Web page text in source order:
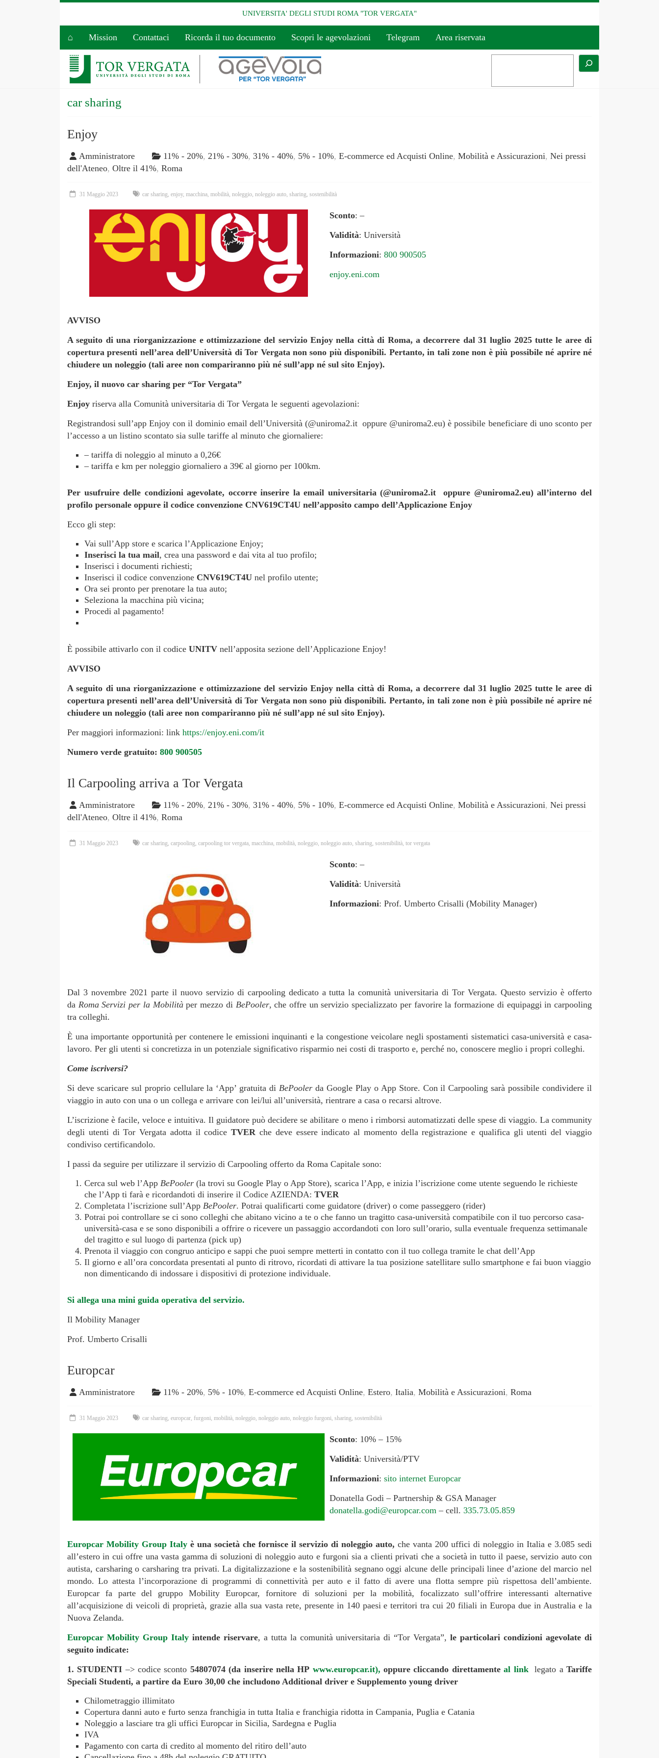
UNIVERSITA' DEGLI STUDI ROMA "TOR VERGATA"
⌂ Mission Contattaci Ricorda il tuo documento Scopri le agevolazioni Telegram Area riservata
car sharing
Enjoy
Amministratore 11% - 20%, 21% - 30%, 31% - 40%, 5% - 10%, E-commerce ed Acquisti Online, Mobilità e Assicurazioni, Nei pressi
dell'Ateneo, Oltre il 41%, Roma
31 Maggio 2023 car sharing, enjoy, macchina, mobilità, noleggio, noleggio auto, sharing, sostenibilità
Sconto: –
Validità: Università
Informazioni: 800 900505
enjoy.eni.com
AVVISO
A seguito di una riorganizzazione e ottimizzazione del servizio Enjoy nella città di Roma, a decorrere dal 31 luglio 2025 tutte le aree di
copertura presenti nell’area dell’Università di Tor Vergata non sono più disponibili. Pertanto, in tali zone non è più possibile né aprire né
chiudere un noleggio (tali aree non compariranno più né sull’app né sul sito Enjoy).
Enjoy, il nuovo car sharing per “Tor Vergata”
Enjoy riserva alla Comunità universitaria di Tor Vergata le seguenti agevolazioni:
Registrandosi sull’app Enjoy con il dominio email dell’Università (@uniroma2.it oppure @uniroma2.eu) è possibile beneficiare di uno sconto per
l’accesso a un listino scontato sia sulle tariffe al minuto che giornaliere:
– tariffa di noleggio al minuto a 0,26€
– tariffa e km per noleggio giornaliero a 39€ al giorno per 100km.
Per usufruire delle condizioni agevolate, occorre inserire la email universitaria (@uniroma2.it oppure @uniroma2.eu) all’interno del
profilo personale oppure il codice convenzione CNV619CT4U nell’apposito campo dell’Applicazione Enjoy
Ecco gli step:
Vai sull’App store e scarica l’Applicazione Enjoy;
Inserisci la tua mail, crea una password e dai vita al tuo profilo;
Inserisci i documenti richiesti;
Inserisci il codice convenzione CNV619CT4U nel profilo utente;
Ora sei pronto per prenotare la tua auto;
Seleziona la macchina più vicina;
Procedi al pagamento!
È possibile attivarlo con il codice UNITV nell’apposita sezione dell’Applicazione Enjoy!
AVVISO
A seguito di una riorganizzazione e ottimizzazione del servizio Enjoy nella città di Roma, a decorrere dal 31 luglio 2025 tutte le aree di
copertura presenti nell’area dell’Università di Tor Vergata non sono più disponibili. Pertanto, in tali zone non è più possibile né aprire né
chiudere un noleggio (tali aree non compariranno più né sull’app né sul sito Enjoy).
Per maggiori informazioni: link https://enjoy.eni.com/it
Numero verde gratuito: 800 900505
Il Carpooling arriva a Tor Vergata
Amministratore 11% - 20%, 21% - 30%, 31% - 40%, 5% - 10%, E-commerce ed Acquisti Online, Mobilità e Assicurazioni, Nei pressi
dell'Ateneo, Oltre il 41%, Roma
31 Maggio 2023 car sharing, carpooling, carpooling tor vergata, macchina, mobilità, noleggio, noleggio auto, sharing, sostenibilità, tor vergata
Sconto: –
Validità: Università
Informazioni: Prof. Umberto Crisalli (Mobility Manager)
Dal 3 novembre 2021 parte il nuovo servizio di carpooling dedicato a tutta la comunità universitaria di Tor Vergata. Questo servizio è offerto
da Roma Servizi per la Mobilitàper mezzo di BePooler, che offre un servizio specializzato per favorire la formazione di equipaggi in carpooling
tra colleghi.
È una importante opportunità per contenere le emissioni inquinanti e la congestione veicolare negli spostamenti sistematici casa-università e casa-
lavoro. Per gli utenti si concretizza in un potenziale significativo risparmio nei costi di trasporto e, perché no, conoscere meglio i propri colleghi.
Come iscriversi?
Si deve scaricare sul proprio cellulare la ‘App’ gratuita diBePooler da Google Play o App Store. Con il Carpooling sarà possibile condividere il
viaggio in auto con una o un collega e arrivare con lei/lui all’università, rientrare a casa o recarsi altrove.
L’iscrizione è facile, veloce e intuitiva. Il guidatore può decidere se abilitare o meno i rimborsi automatizzati delle spese di viaggio. La community
degli utenti di Tor Vergata adotta il codiceTVER che deve essere indicato al momento della registrazione e qualifica gli utenti del viaggio
condiviso certificandolo.
I passi da seguire per utilizzare il servizio di Carpooling offerto da Roma Capitale sono:
Cerca sul web l’App BePooler (la trovi su Google Play o App Store), scarica l’App, e inizia l’iscrizione come utente seguendo le richieste
che l’App ti farà e ricordandoti di inserire il Codice AZIENDA: TVER
Completata l’iscrizione sull’App BePooler. Potrai qualificarti come guidatore (driver) o come passeggero (rider)
Potrai poi controllare se ci sono colleghi che abitano vicino a te o che fanno un tragitto casa-università compatibile con il tuo percorso casa-
università-casa e se sono disponibili a offrire o ricevere un passaggio accordandoti con loro sull’orario, sulla eventuale frequenza settimanale
del tragitto e sul luogo di partenza (pick up)
Prenota il viaggio con congruo anticipo e sappi che puoi sempre metterti in contatto con il tuo collega tramite le chat dell’App
Il giorno e all’ora concordata presentati al punto di ritrovo, ricordati di attivare la tua posizione satellitare sullo smartphone e fai buon viaggio
non dimenticando di indossare i dispositivi di protezione individuale.
Si allega una mini guida operativa del servizio.
Il Mobility Manager
Prof. Umberto Crisalli
Europcar
Amministratore 11% - 20%, 5% - 10%, E-commerce ed Acquisti Online, Estero, Italia, Mobilità e Assicurazioni, Roma
31 Maggio 2023 car sharing, europcar, furgoni, mobilità, noleggio, noleggio auto, noleggio furgoni, sharing, sostenibilità
Sconto: 10% – 15%
Validità: Università/PTV
Informazioni: sito internet Europcar
Donatella Godi – Partnership & GSA Manager
donatella.godi@europcar.com – cell. 335.73.05.859
Europcar Mobility Group Italy è una società che fornisce il servizio di noleggio auto, che vanta 200 uffici di noleggio in Italia e 3.085 sedi
all’estero in cui offre una vasta gamma di soluzioni di noleggio auto e furgoni sia a clienti privati che a società in tutto il paese, servizio auto con
autista, carsharing o carsharing tra privati. La digitalizzazione e la sostenibilità segnano oggi alcune delle principali linee d’azione del marcio nel
mondo. Lo attesta l’incorporazione di programmi di connettività per auto e il fatto di avere una flotta sempre più rispettosa dell’ambiente.
Europcar fa parte del gruppo Mobility Europcar, fornitore di soluzioni per la mobilità, focalizzato sull’offrire interessanti alternative
all’acquisizione di veicoli di proprietà, grazie alla sua vasta rete, presente in 140 paesi e territori tra cui 20 filiali in Europa due in Australia e la
Nuova Zelanda.
Europcar Mobility Group Italyintende riservare, a tutta la comunità universitaria di “Tor Vergata”, le particolari condizioni agevolate di
seguito indicate:
1. STUDENTI –> codice sconto 54807074 (da inserire nella HP www.europcar.it),oppure cliccando direttamenteal link legato aTariffe
Speciali Studenti, a partire da Euro 30,00 che includono Additional driver e Supplemento young driver
Chilometraggio illimitato
Copertura danni auto e furto senza franchigia in tutta Italia e franchigia ridotta in Campania, Puglia e Catania
Noleggio a lasciare tra gli uffici Europcar in Sicilia, Sardegna e Puglia
IVA
Pagamento con carta di credito al momento del ritiro dell’auto